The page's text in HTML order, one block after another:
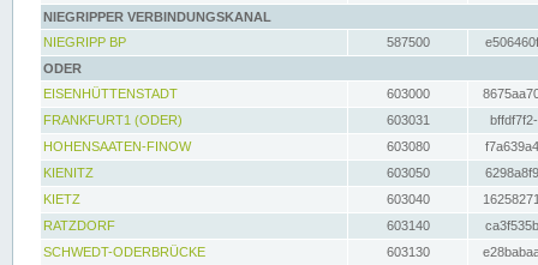
NIEGRIPPER VERBINDUNGSKANAL
NIEGRIPP BP
587500
ODER
EISENHÜTTENSTADT
603000
FRANKFURT1 (ODER)
603031
HOHENSAATEN-FINOW
603080
KIENITZ
603050
KIETZ
603040
RATZDORF
603140
SCHWEDT-ODERBRÜCKE
603130